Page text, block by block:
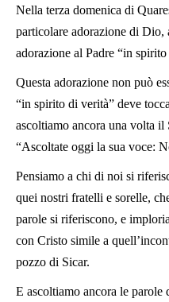
Nella terza domenica di
particolare adorazione di Dio,
adorazione al Padre “in spirito
Questa adorazione non può
“in spirito di verità” deve
ascoltiamo ancora una volta il
“Ascoltate oggi la sua voce:
Pensiamo a chi di noi si
quei nostri fratelli e sorelle,
parole si riferiscono, e
con Cristo simile a
pozzo di Sicar.
E ascoltiamo ancora le parole